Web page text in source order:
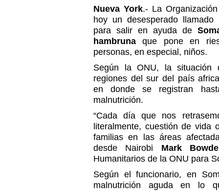
Nueva York.- La
hoy un desesperado
para salir en ayuda de
hambruna que pone en
personas, en especial, niños.
Según la ONU, la
regiones del sur del país
en donde se registran
malnutrición.
“Cada día que nos
literalmente, cuestión de
familias en las áreas
desde Nairobi Mark
Humanitarios de la ONU para
Según el funcionario, en
malnutrición aguda en lo